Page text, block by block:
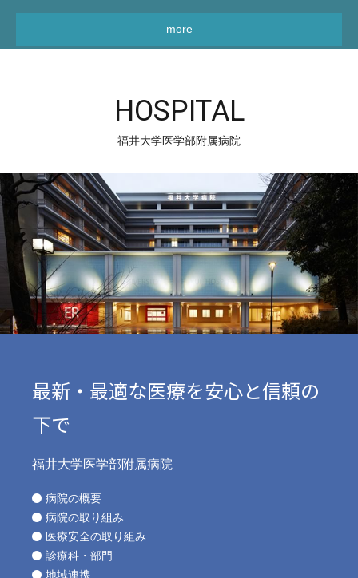
more
HOSPITAL
福井大学医学部附属病院
最新・最適な医療を安心と信頼の
下で
福井大学医学部附属病院
病院の概要
病院の取り組み
医療安全の取り組み
診療科・部門
地域連携